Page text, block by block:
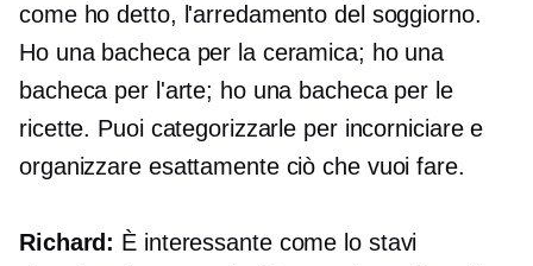
come ho detto, l'arredamento del soggiorno.
Ho una bacheca per la ceramica; ho una
bacheca per l'arte; ho una bacheca per le
ricette. Puoi categorizzarle per incorniciare e
organizzare esattamente ciò che vuoi fare.
Richard: È interessante come lo stavi